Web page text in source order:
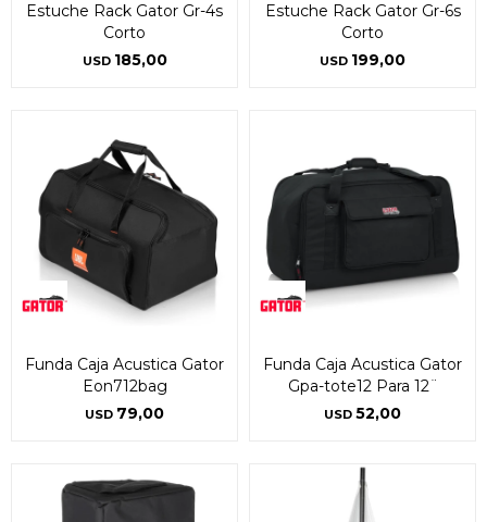
Estuche Rack Gator Gr-4s
Corto
USD 185,00
Estuche Rack Gator Gr-6s
Corto
USD 199,00
Funda Caja Acustica Gator
Eon712bag
USD 79,00
Funda Caja Acustica Gator
Gpa-tote12 Para 12¨
USD 52,00